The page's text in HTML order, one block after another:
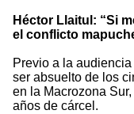
Héctor Llaitul: “Si
el conflicto
Previo a la
ser absuelto de los
en la Macrozona
años de cárcel.